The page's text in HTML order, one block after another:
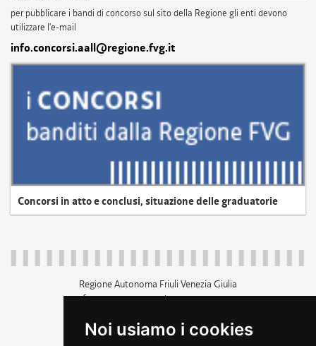
Noi usiamo i cookies
per pubblicare i bandi di concorso sul sito della Regione gli enti devono
utilizzare l'e-mail
info.concorsi.aall@regione.fvg.it
Concorsi in atto e conclusi, situazione delle graduatorie
Regione Autonoma Friuli Venezia Giulia
c.f. 80014930327; p.iva 00526040324
+39 040 3771111